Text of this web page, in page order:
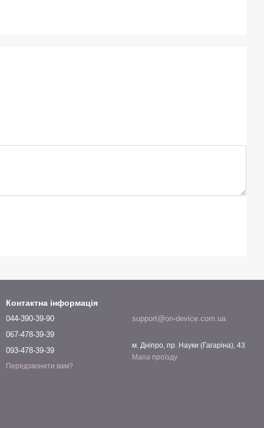
Контактна інформація
044-390-39-90
067-478-39-39
093-478-39-39
Передзвонити вам?
support@on-device.com.ua
м. Дніпро, пр. Науки (Гагаріна), 43
Мапа проїзду